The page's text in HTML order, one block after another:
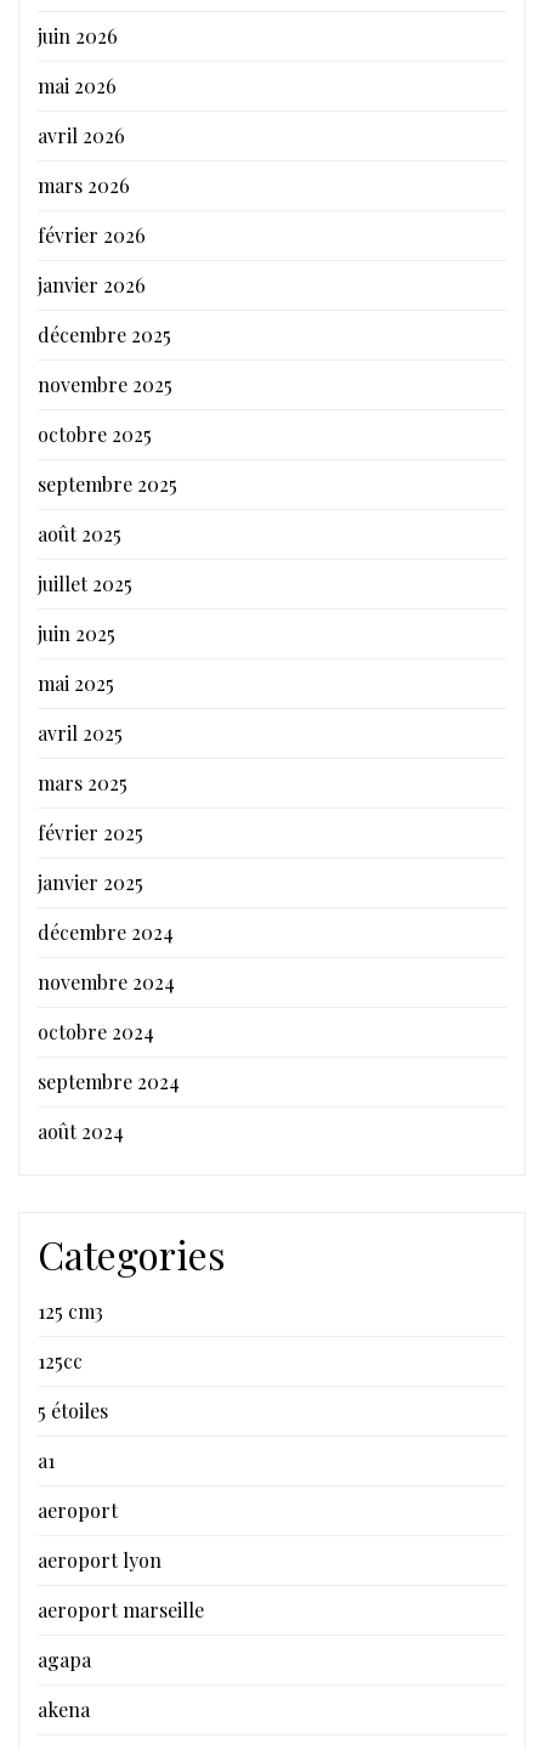
juin 2026
mai 2026
avril 2026
mars 2026
février 2026
janvier 2026
décembre 2025
novembre 2025
octobre 2025
septembre 2025
août 2025
juillet 2025
juin 2025
mai 2025
avril 2025
mars 2025
février 2025
janvier 2025
décembre 2024
novembre 2024
octobre 2024
septembre 2024
août 2024
Categories
125 cm3
125cc
5 étoiles
a1
aeroport
aeroport lyon
aeroport marseille
agapa
akena